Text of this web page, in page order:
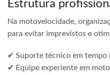
Estrutura
Na motovelocidade,
para evitar imprevistos e
✔ Suporte técnico em tempo
✔ Equipe experiente em